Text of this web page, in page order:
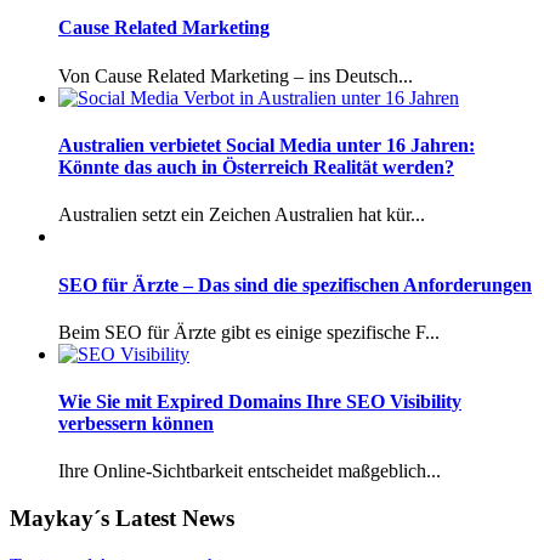
Cause Related Marketing
Von Cause Related Marketing – ins Deutsch...
Australien verbietet Social Media unter 16 Jahren:
Könnte das auch in Österreich Realität werden?
Australien setzt ein Zeichen Australien hat kür...
SEO für Ärzte – Das sind die spezifischen Anforderungen
Beim SEO für Ärzte gibt es einige spezifische F...
Wie Sie mit Expired Domains Ihre SEO Visibility
verbessern können
Ihre Online-Sichtbarkeit entscheidet maßgeblich...
Maykay´s Latest News